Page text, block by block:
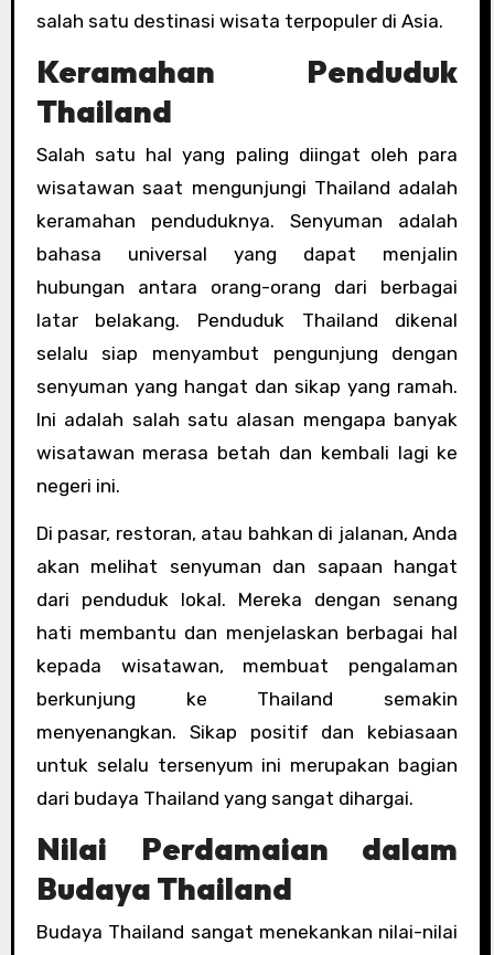
salah satu destinasi wisata terpopuler di Asia.
Keramahan Penduduk
Thailand
Salah satu hal yang paling diingat oleh para
wisatawan saat mengunjungi Thailand adalah
keramahan penduduknya. Senyuman adalah
bahasa universal yang dapat menjalin
hubungan antara orang-orang dari berbagai
latar belakang. Penduduk Thailand dikenal
selalu siap menyambut pengunjung dengan
senyuman yang hangat dan sikap yang ramah.
Ini adalah salah satu alasan mengapa banyak
wisatawan merasa betah dan kembali lagi ke
negeri ini.
Di pasar, restoran, atau bahkan di jalanan, Anda
akan melihat senyuman dan sapaan hangat
dari penduduk lokal. Mereka dengan senang
hati membantu dan menjelaskan berbagai hal
kepada wisatawan, membuat pengalaman
berkunjung ke Thailand semakin
menyenangkan. Sikap positif dan kebiasaan
untuk selalu tersenyum ini merupakan bagian
dari budaya Thailand yang sangat dihargai.
Nilai Perdamaian dalam
Budaya Thailand
Budaya Thailand sangat menekankan nilai-nilai